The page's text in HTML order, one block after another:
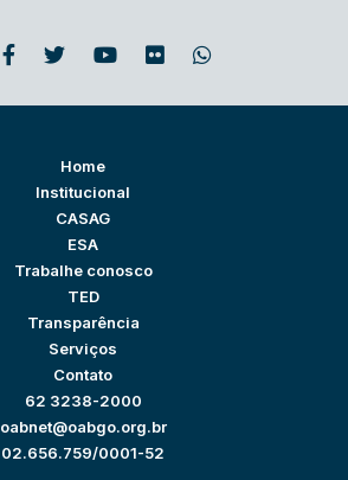
Home
Institucional
CASAG
ESA
Trabalhe conosco
TED
Transparência
Serviços
Contato
62 3238-2000
oabnet@oabgo.org.br
02.656.759/0001-52